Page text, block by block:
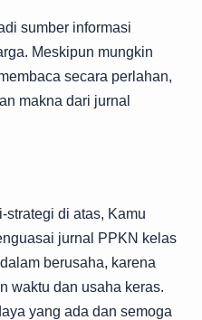
sumber informasi
Meskipun mungkin
secara perlahan,
makna dari jurnal
strategi di atas, Kamu
jurnal PPKN kelas
berusaha, karena
waktu dan usaha keras.
yang ada dan semoga